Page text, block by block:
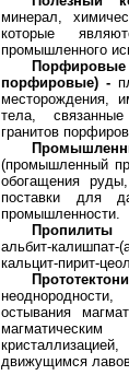
минерал,
которые
промышленного
порфировые) -
месторождения,
тела,
гранитов
(промышленный
обогащения
поставки для
промышленности.
Пропилиты
альбит-калишпат-
кальцит-пирит-
остывания
магматическим
движущимся